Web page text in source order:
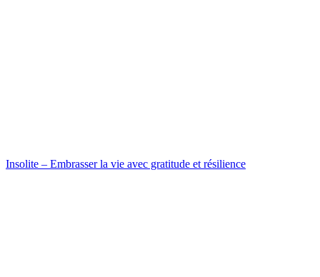
Insolite – Embrasser la vie avec gratitude et résilience